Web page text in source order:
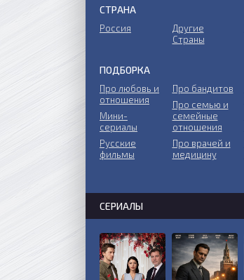
СТРАНА
Россия
Другие
Страны
ПОДБОРКА
Про любовь и
отношения
Мини-
сериалы
Русские
фильмы
Про бандитов
Пpo ceмью и
ceмeйныe
oтнoшeния
Пpo врачей и
медицину
СЕРИАЛЫ